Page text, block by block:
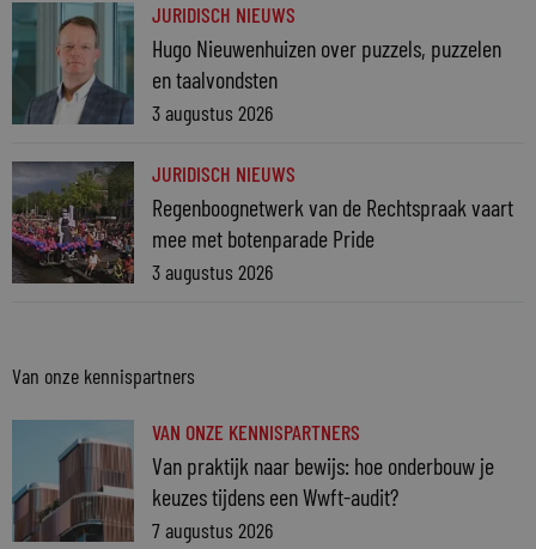
JURIDISCH NIEUWS
Hugo Nieuwenhuizen over puzzels, puzzelen
en taalvondsten
3 augustus 2026
JURIDISCH NIEUWS
Regenboognetwerk van de Rechtspraak vaart
mee met botenparade Pride
3 augustus 2026
Van onze kennispartners
VAN ONZE KENNISPARTNERS
Van praktijk naar bewijs: hoe onderbouw je
keuzes tijdens een Wwft-audit?
7 augustus 2026